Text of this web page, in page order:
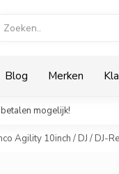
Blog Merken
mogelijk!
Agility 10inch / DJ / DJ-